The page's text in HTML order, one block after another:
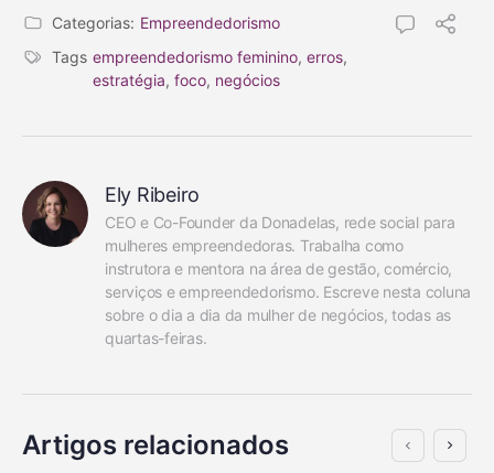
Categorias: Empreendedorismo
Tags empreendedorismo feminino, erros,
estratégia, foco, negócios
Ely Ribeiro
CEO e Co-Founder da Donadelas, rede social para
mulheres empreendedoras. Trabalha como
instrutora e mentora na área de gestão, comércio,
serviços e empreendedorismo. Escreve nesta coluna
sobre o dia a dia da mulher de negócios, todas as
quartas-feiras.
Artigos relacionados